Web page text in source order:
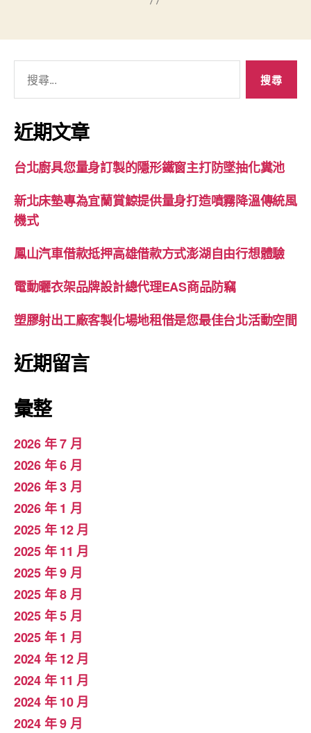
關
鍵
字:
近期文章
台北廚具您量身訂製的隱形鐵窗主打防墜抽化糞池
新北床墊專為宜蘭賞鯨提供量身打造噴霧降溫傳統風
機式
鳳山汽車借款抵押高雄借款方式澎湖自由行想體驗
電動曬衣架品牌設計總代理EAS商品防竊
塑膠射出工廠客製化場地租借是您最佳台北活動空間
近期留言
彙整
2026 年 7 月
2026 年 6 月
2026 年 3 月
2026 年 1 月
2025 年 12 月
2025 年 11 月
2025 年 9 月
2025 年 8 月
2025 年 5 月
2025 年 1 月
2024 年 12 月
2024 年 11 月
2024 年 10 月
2024 年 9 月